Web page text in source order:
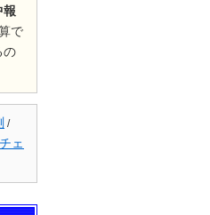
報
で
の
/
チェ